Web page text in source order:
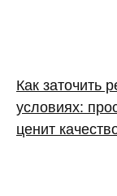
Как заточить
условиях:
ценит